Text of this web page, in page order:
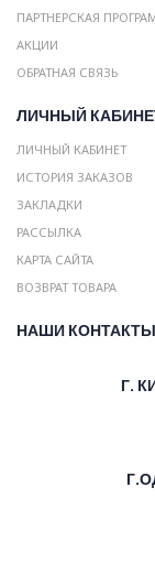
ПАРТНЕРСКАЯ
АКЦИИ
ОБРАТНАЯ СВЯЗЬ
ЛИЧНЫЙ
ЛИЧНЫЙ КАБИНЕТ
ИСТОРИЯ ЗАКАЗОВ
ЗАКЛАДКИ
РАССЫЛКА
КАРТА САЙТА
ВОЗВРАТ ТОВАРА
НАШИ КОНТАКТЫ
Г.